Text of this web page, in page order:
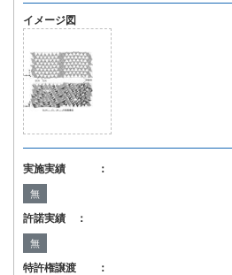
イメージ図
実施実績 ：
無
許諾実績 ：
無
特許権譲渡 ：